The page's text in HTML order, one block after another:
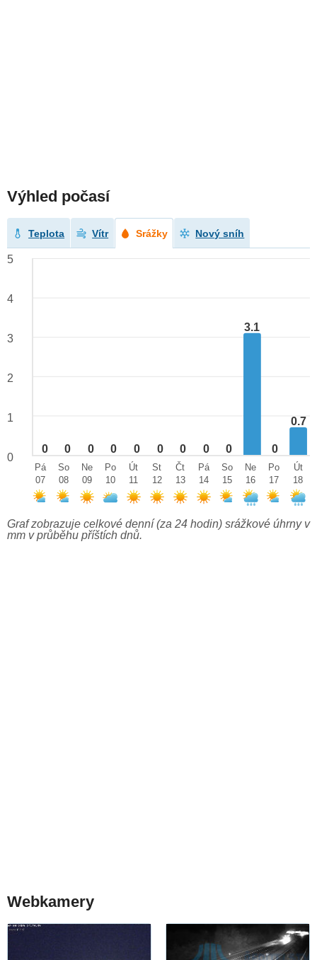
Výhled počasí
Teplota Vítr Srážky Nový sníh
0 0 0 0 0 0 0 0 0
3.1
0
0.7
5
4
3
2
1
0
Pá
07
So
08
Ne
09
Po
10
Út
11
St
12
Čt
13
Pá
14
So
15
Ne
16
Po
17
Út
18
Graf zobrazuje celkové denní (za 24 hodin) srážkové úhrny v
mm v průběhu příštích dnů.
Webkamery